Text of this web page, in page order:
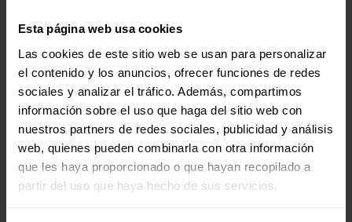
Esta página web usa cookies
Las cookies de este sitio web se usan para personalizar
el contenido y los anuncios, ofrecer funciones de redes
sociales y analizar el tráfico. Además, compartimos
información sobre el uso que haga del sitio web con
nuestros partners de redes sociales, publicidad y análisis
web, quienes pueden combinarla con otra información
que les haya proporcionado o que hayan recopilado a
partir del uso que haya hecho de sus servicios.
Les mandamos nuestro cariño y los mejores deseos para
su experiencia.
Noticias relacionadas: